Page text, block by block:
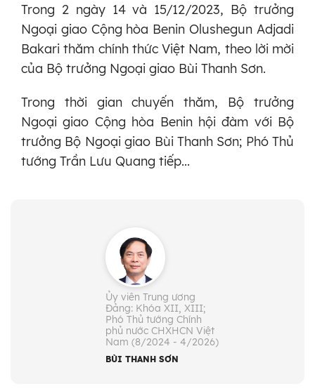
Trong 2 ngày 14 và 15/12/2023, Bộ trưởng
Ngoại giao Cộng hòa Benin Olushegun Adjadi
Bakari thăm chính thức Việt Nam, theo lời mời
của Bộ trưởng Ngoại giao Bùi Thanh Sơn.
Trong thời gian chuyến thăm, Bộ trưởng
Ngoại giao Cộng hòa Benin hội đàm với Bộ
trưởng Bộ Ngoại giao Bùi Thanh Sơn; Phó Thủ
tướng Trần Lưu Quang tiếp...
Ủy viên Trung ương
Đảng: Khóa XII, XIII;
Phó Thủ tướng Chính
phủ nước CHXHCN Việt
Nam (8/2024 - 4/2026)
BÙI THANH SƠN